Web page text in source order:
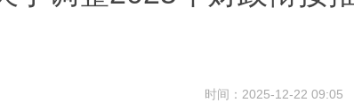
时间：2025-12-22